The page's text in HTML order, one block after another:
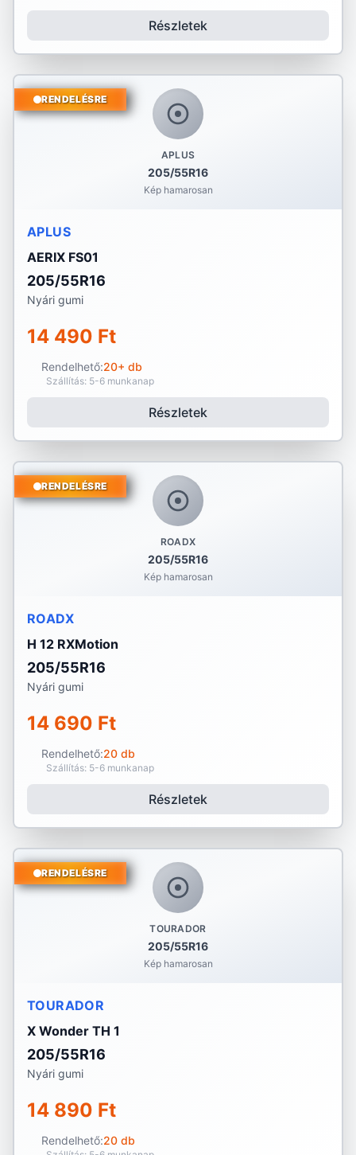
Részletek
APLUS
205/55R16
Kép hamarosan
RENDELÉSRE
APLUS
AERIX FS01
205/55R16
Nyári gumi
14 490 Ft
Rendelhető:20+ db
Szállítás: 5-6 munkanap
Részletek
ROADX
205/55R16
Kép hamarosan
RENDELÉSRE
ROADX
H 12 RXMotion
205/55R16
Nyári gumi
14 690 Ft
Rendelhető:20 db
Szállítás: 5-6 munkanap
Részletek
TOURADOR
205/55R16
Kép hamarosan
RENDELÉSRE
TOURADOR
X Wonder TH 1
205/55R16
Nyári gumi
14 890 Ft
Rendelhető:20 db